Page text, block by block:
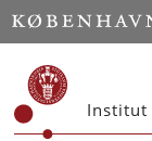
Start
Institut